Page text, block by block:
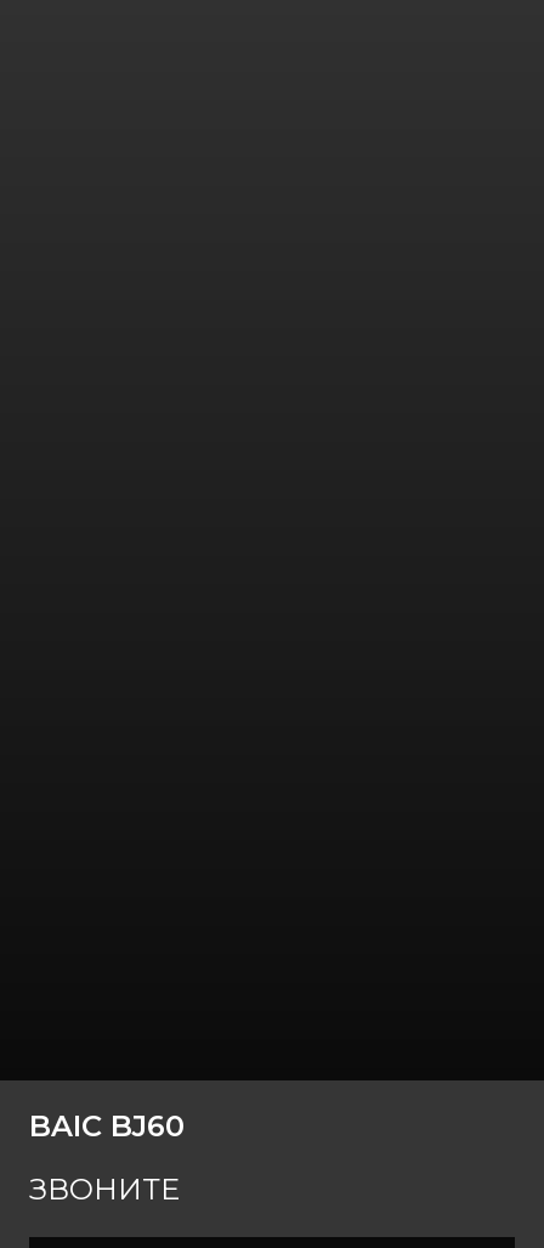
BAIC BJ60
ЗВОНИТЕ